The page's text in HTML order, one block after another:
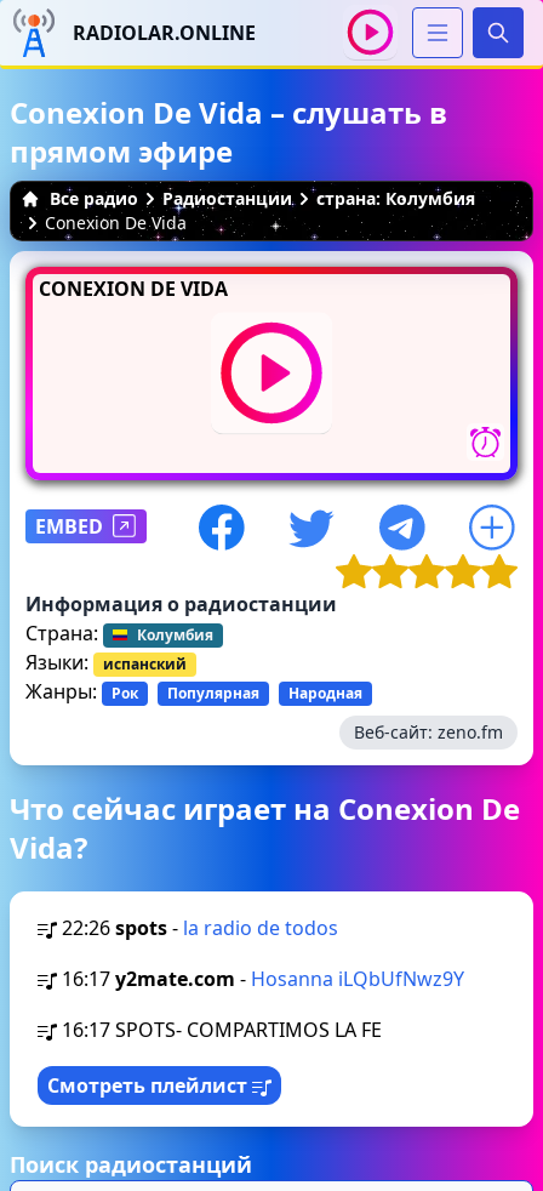
RADIOLAR.ONLINE
Conexion De Vida – слушать в
прямом эфире
Все радио Радиостанции
страна: Колумбия
Conexion De Vida
CONEXION DE VIDA
EMBED
Информация о радиостанции
Страна:
Колумбия
Языки: испанский
Жанры: Рок Популярная Народная
Веб-сайт: zeno.fm
Что сейчас играет на Conexion De
Vida?
22:26spots- la radio de todos
16:17y2mate.com - Hosanna iLQbUfNwz9Y
16:17SPOTS- COMPARTIMOS LA FE
Смотреть плейлист
Поиск радиостанций